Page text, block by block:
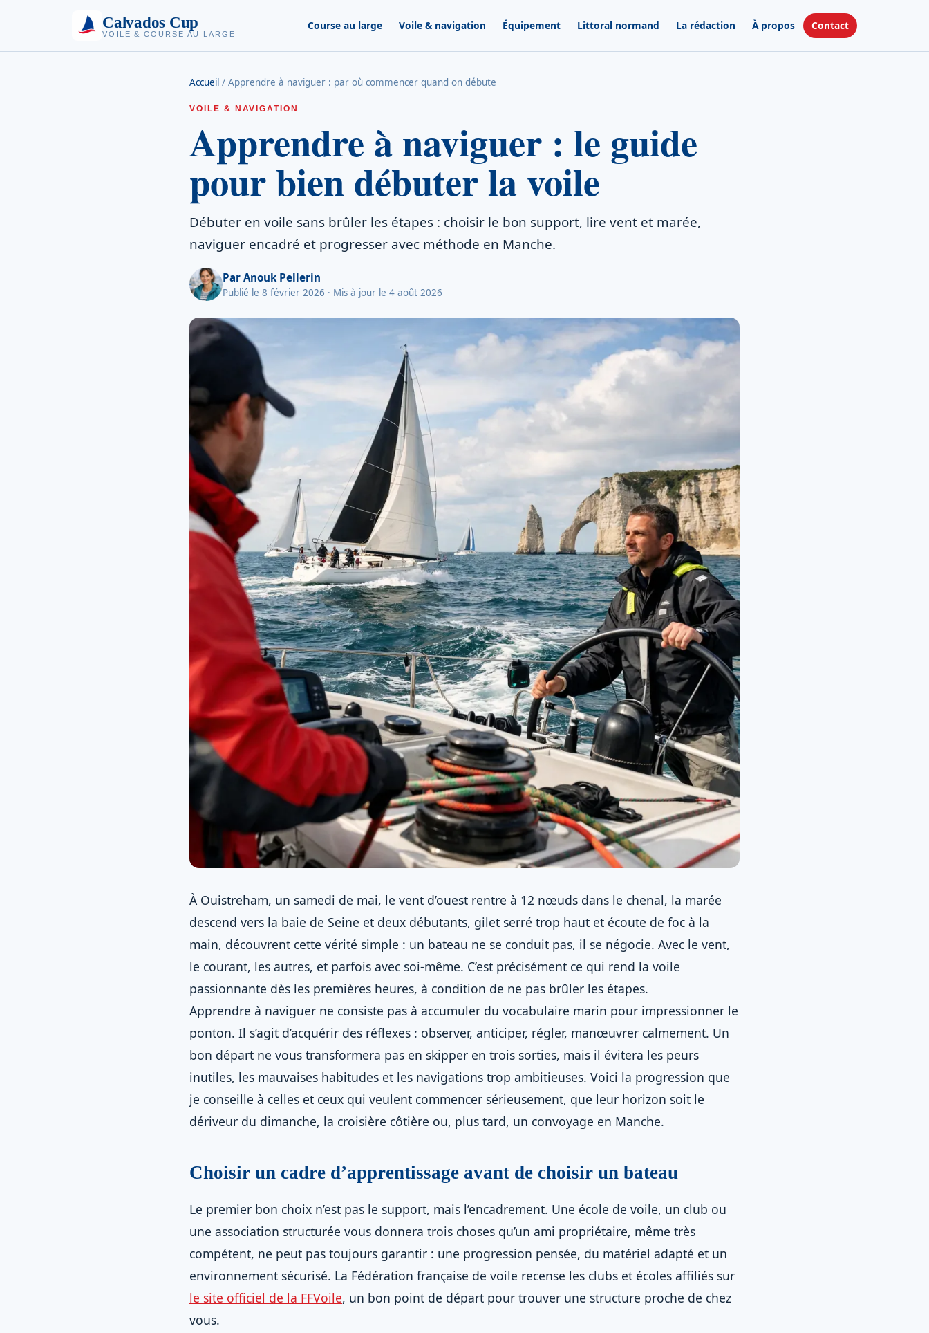
Calvados Cup
VOILE & COURSE AU LARGE
Course au large Voile & navigation Équipement Littoral normand La rédaction À propos Contact
Accueil / Apprendre à naviguer : par où commencer quand on débute
VOILE & NAVIGATION
Apprendre à naviguer : le guide
pour bien débuter la voile
Débuter en voile sans brûler les étapes : choisir le bon support, lire vent et marée,
naviguer encadré et progresser avec méthode en Manche.
Par Anouk Pellerin
Publié le 8 février 2026 · Mis à jour le 4 août 2026
À Ouistreham, un samedi de mai, le vent d’ouest rentre à 12 nœuds dans le chenal, la marée
descend vers la baie de Seine et deux débutants, gilet serré trop haut et écoute de foc à la
main, découvrent cette vérité simple : un bateau ne se conduit pas, il se négocie. Avec le vent,
le courant, les autres, et parfois avec soi-même. C’est précisément ce qui rend la voile
passionnante dès les premières heures, à condition de ne pas brûler les étapes.
Apprendre à naviguer ne consiste pas à accumuler du vocabulaire marin pour impressionner le
ponton. Il s’agit d’acquérir des réflexes : observer, anticiper, régler, manœuvrer calmement. Un
bon départ ne vous transformera pas en skipper en trois sorties, mais il évitera les peurs
inutiles, les mauvaises habitudes et les navigations trop ambitieuses. Voici la progression que
je conseille à celles et ceux qui veulent commencer sérieusement, que leur horizon soit le
dériveur du dimanche, la croisière côtière ou, plus tard, un convoyage en Manche.
Choisir un cadre d’apprentissage avant de choisir un bateau
Le premier bon choix n’est pas le support, mais l’encadrement. Une école de voile, un club ou
une association structurée vous donnera trois choses qu’un ami propriétaire, même très
compétent, ne peut pas toujours garantir : une progression pensée, du matériel adapté et un
environnement sécurisé. La Fédération française de voile recense les clubs et écoles affiliés sur
le site officiel de la FFVoile, un bon point de départ pour trouver une structure proche de chez
vous.